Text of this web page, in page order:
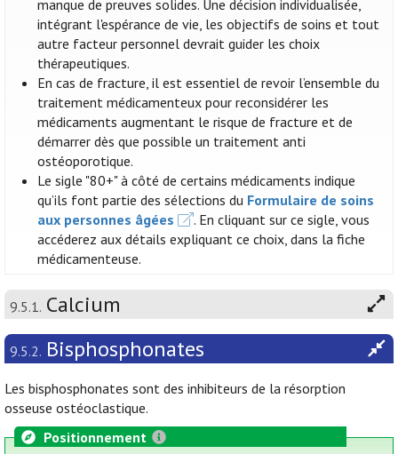
manque de preuves solides. Une décision individualisée,
intégrant l'espérance de vie, les objectifs de soins et tout
autre facteur personnel devrait guider les choix
thérapeutiques.
En cas de fracture, il est essentiel de revoir l’ensemble du
traitement médicamenteux pour reconsidérer les
médicaments augmentant le risque de fracture et de
démarrer dès que possible un traitement anti
ostéoporotique.
Le sigle "80+" à côté de certains médicaments indique
qu’ils font partie des sélections du Formulaire de soins
aux personnes âgées
. En cliquant sur ce sigle, vous
accéderez aux détails expliquant ce choix, dans la fiche
médicamenteuse.
9.5.1. Calcium
9.5.2. Bisphosphonates
Les bisphosphonates sont des inhibiteurs de la résorption
osseuse ostéoclastique.
Positionnement